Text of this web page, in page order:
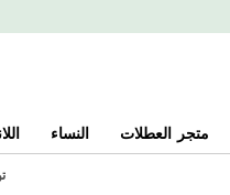
متجر العطلات النساء